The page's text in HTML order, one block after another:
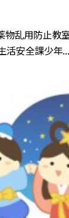
物乱用防止教
活安全課少年...